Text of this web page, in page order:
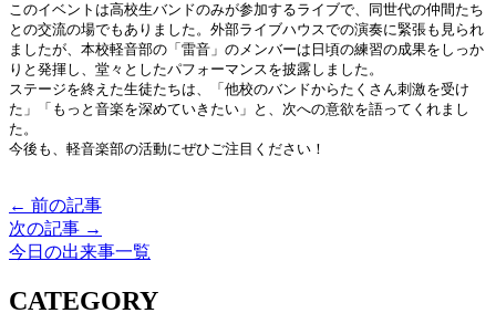
このイベントは高校生バンドのみが参加するライブで、同世代の仲間たち
との交流の場でもありました。外部ライブハウスでの演奏に緊張も見られ
ましたが、本校軽音部の「雷音」のメンバーは日頃の練習の成果をしっか
りと発揮し、堂々としたパフォーマンスを披露しました。
ステージを終えた生徒たちは、「他校のバンドからたくさん刺激を受け
た」「もっと音楽を深めていきたい」と、次への意欲を語ってくれまし
た。
今後も、軽音楽部の活動にぜひご注目ください！
← 前の記事
次の記事 →
今日の出来事一覧
CATEGORY